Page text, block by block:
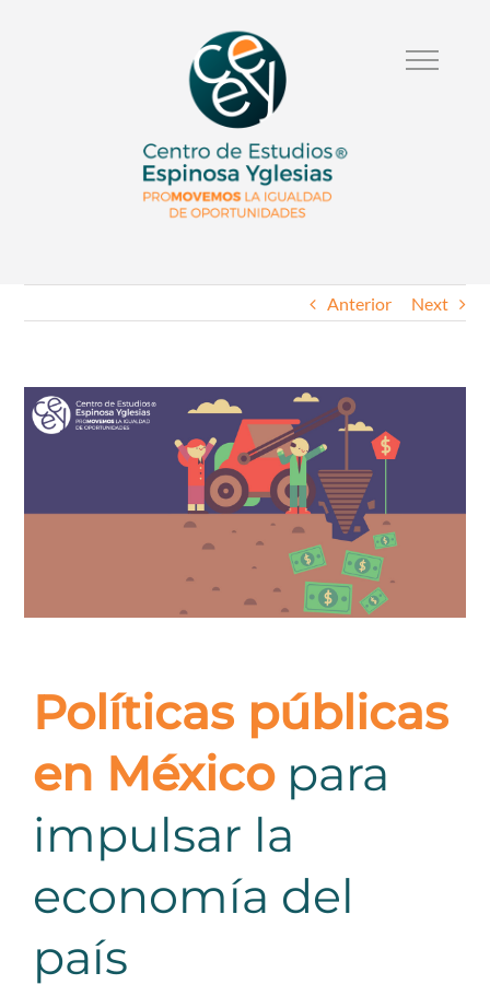
Anterior Next
Ver
Imagen
Políticas públicas
en Méxicopara
impulsar la
economía del
país